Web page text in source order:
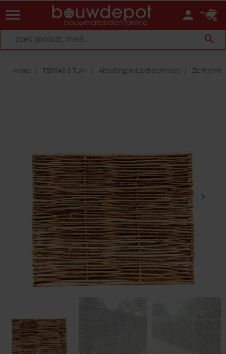
person
menu
search
Home TERRAS & TUIN Afsluitingen & zichtremmers
keyboard_arrow_right